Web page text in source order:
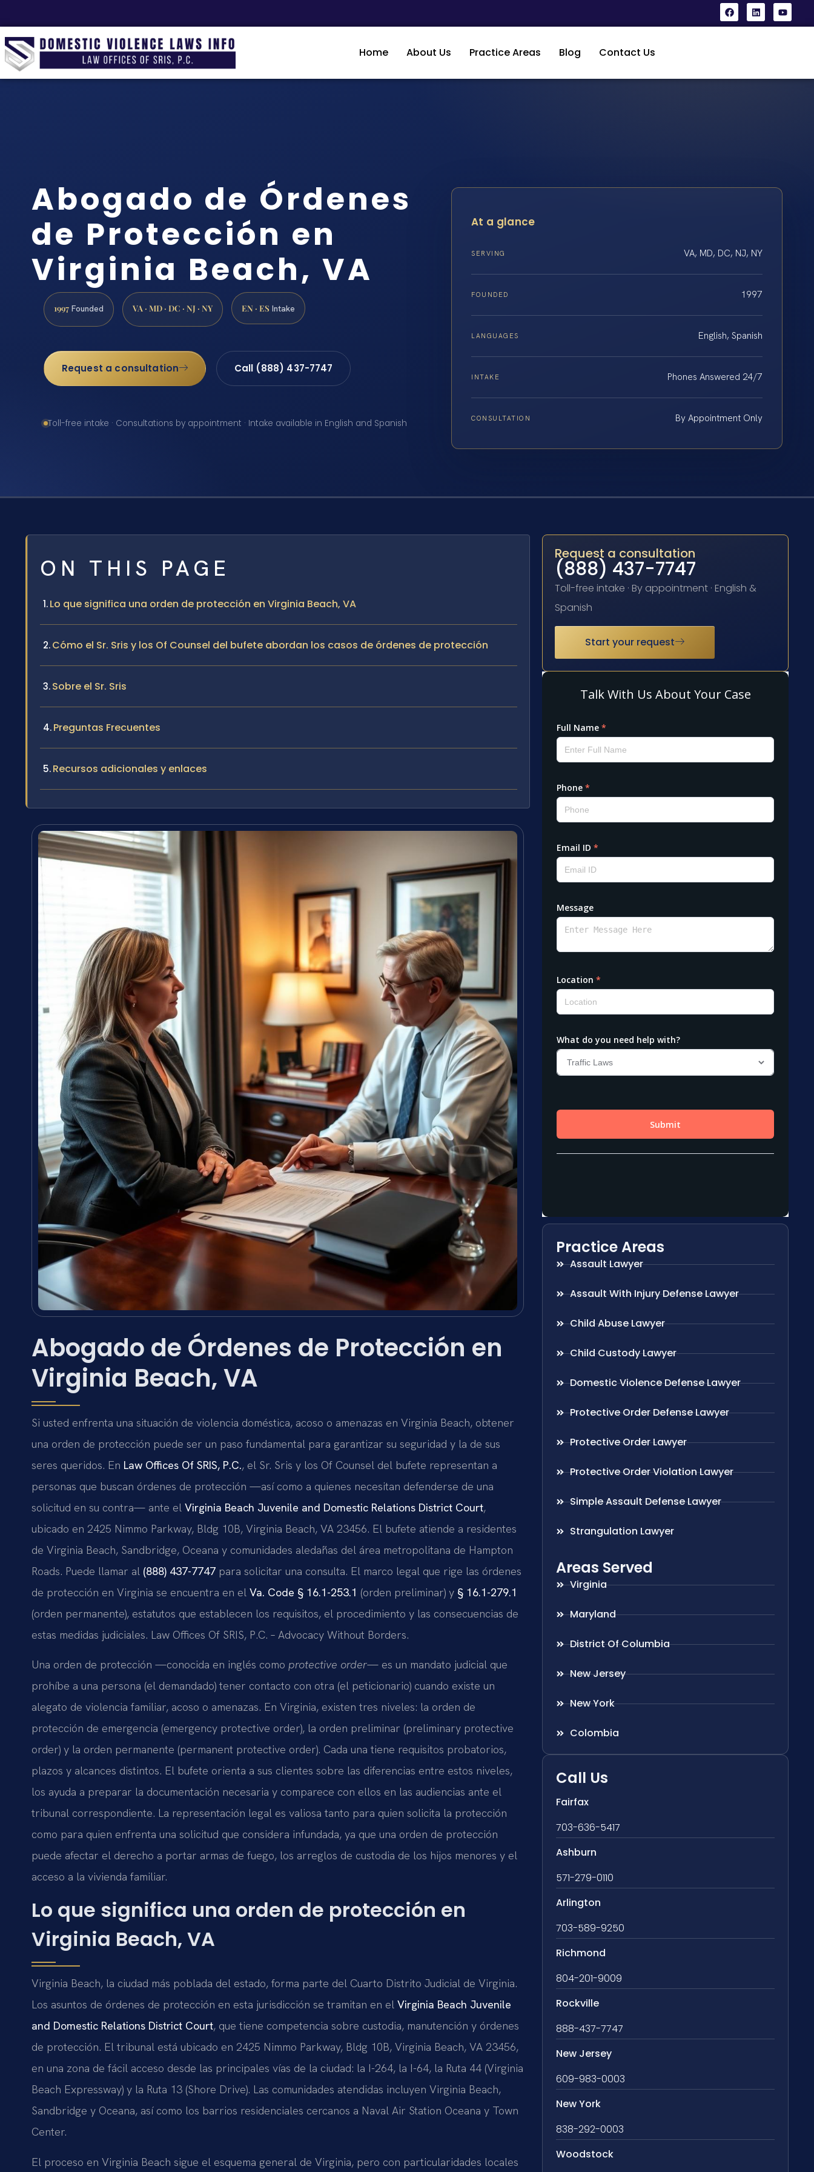
Home About Us Practice Areas Blog Contact Us
Abogado de Órdenes
de Protección en
Virginia Beach, VA
1997 Founded VA · MD · DC · NJ · NY EN · ES Intake
Request a consultation Call (888) 437-7747
Toll-free intake · Consultations by appointment · Intake available in English and Spanish
At a glance
SERVING VA, MD, DC, NJ, NY
FOUNDED 1997
LANGUAGES English, Spanish
INTAKE Phones Answered 24/7
CONSULTATION By Appointment Only
ON THIS PAGE
Lo que significa una orden de protección en Virginia Beach, VA
Cómo el Sr. Sris y los Of Counsel del bufete abordan los casos de órdenes de protección
Sobre el Sr. Sris
Preguntas Frecuentes
Recursos adicionales y enlaces
Abogado de Órdenes de Protección en
Virginia Beach, VA
Si usted enfrenta una situación de violencia doméstica, acoso o amenazas en Virginia Beach, obtener
una orden de protección puede ser un paso fundamental para garantizar su seguridad y la de sus
seres queridos. En Law Offices Of SRIS, P.C., el Sr. Sris y los Of Counsel del bufete representan a
personas que buscan órdenes de protección —así como a quienes necesitan defenderse de una
solicitud en su contra— ante el Virginia Beach Juvenile and Domestic Relations District Court,
ubicado en 2425 Nimmo Parkway, Bldg 10B, Virginia Beach, VA 23456. El bufete atiende a residentes
de Virginia Beach, Sandbridge, Oceana y comunidades aledañas del área metropolitana de Hampton
Roads. Puede llamar al (888) 437-7747 para solicitar una consulta. El marco legal que rige las órdenes
de protección en Virginia se encuentra en el Va. Code § 16.1-253.1 (orden preliminar) y § 16.1-279.1
(orden permanente), estatutos que establecen los requisitos, el procedimiento y las consecuencias de
estas medidas judiciales. Law Offices Of SRIS, P.C. – Advocacy Without Borders.
Una orden de protección —conocida en inglés como protective order— es un mandato judicial que
prohíbe a una persona (el demandado) tener contacto con otra (el peticionario) cuando existe un
alegato de violencia familiar, acoso o amenazas. En Virginia, existen tres niveles: la orden de
protección de emergencia (emergency protective order), la orden preliminar (preliminary protective
order) y la orden permanente (permanent protective order). Cada una tiene requisitos probatorios,
plazos y alcances distintos. El bufete orienta a sus clientes sobre las diferencias entre estos niveles,
los ayuda a preparar la documentación necesaria y comparece con ellos en las audiencias ante el
tribunal correspondiente. La representación legal es valiosa tanto para quien solicita la protección
como para quien enfrenta una solicitud que considera infundada, ya que una orden de protección
puede afectar el derecho a portar armas de fuego, los arreglos de custodia de los hijos menores y el
acceso a la vivienda familiar.
Lo que significa una orden de protección en
Virginia Beach, VA
Virginia Beach, la ciudad más poblada del estado, forma parte del Cuarto Distrito Judicial de Virginia.
Los asuntos de órdenes de protección en esta jurisdicción se tramitan en el Virginia Beach Juvenile
and Domestic Relations District Court, que tiene competencia sobre custodia, manutención y órdenes
de protección. El tribunal está ubicado en 2425 Nimmo Parkway, Bldg 10B, Virginia Beach, VA 23456,
en una zona de fácil acceso desde las principales vías de la ciudad: la I-264, la I-64, la Ruta 44 (Virginia
Beach Expressway) y la Ruta 13 (Shore Drive). Las comunidades atendidas incluyen Virginia Beach,
Sandbridge y Oceana, así como los barrios residenciales cercanos a Naval Air Station Oceana y Town
Center.
El proceso en Virginia Beach sigue el esquema general de Virginia, pero con particularidades locales
Request a consultation
(888) 437-7747
Toll-free intake · By appointment · English &
Spanish
Start your request
Practice Areas
Assault Lawyer
Assault With Injury Defense Lawyer
Child Abuse Lawyer
Child Custody Lawyer
Domestic Violence Defense Lawyer
Protective Order Defense Lawyer
Protective Order Lawyer
Protective Order Violation Lawyer
Simple Assault Defense Lawyer
Strangulation Lawyer
Areas Served
Virginia
Maryland
District Of Columbia
New Jersey
New York
Colombia
Call Us
Fairfax
703-636-5417
Ashburn
571-279-0110
Arlington
703-589-9250
Richmond
804-201-9009
Rockville
888-437-7747
New Jersey
609-983-0003
New York
838-292-0003
Woodstock